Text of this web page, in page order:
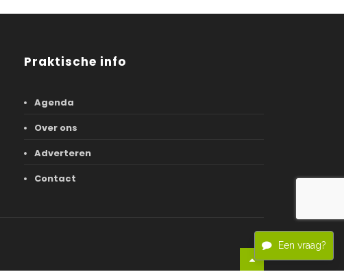
Een vraag?
Praktische info
Agenda
Over ons
Adverteren
Contact